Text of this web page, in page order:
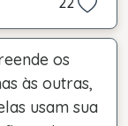
os
às outras,
usam sua